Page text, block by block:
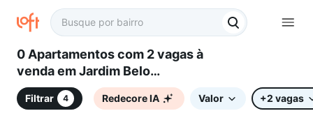
0 Apartamentos com 2 vagas à
venda em Jardim Belo
Horizonte, Campinas, SP
Filtrar 4 Redecore IA Valor +2 vagas